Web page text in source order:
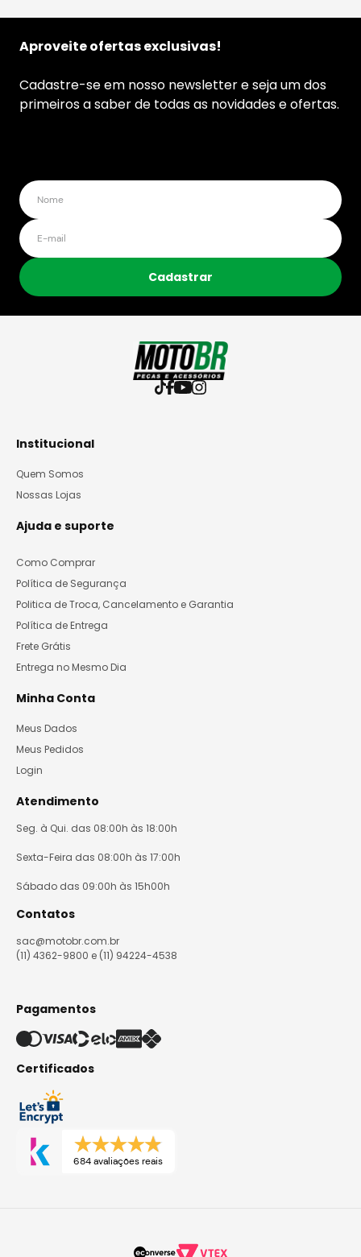
Aproveite ofertas exclusivas!
Cadastre-se em nosso newsletter e seja um dos
primeiros a saber de todas as novidades e ofertas.
Cadastrar
Institucional
Quem Somos
Nossas Lojas
Ajuda e suporte
Como Comprar
Política de Segurança
Politica de Troca, Cancelamento e Garantia
Política de Entrega
Frete Grátis
Entrega no Mesmo Dia
Minha Conta
Meus Dados
Meus Pedidos
Login
Atendimento
Seg. à Qui. das 08:00h às 18:00h
Sexta-Feira das 08:00h às 17:00h
Sábado das 09:00h às 15h00h
Contatos
sac@motobr.com.br
(11) 4362-9800 e (11) 94224-4538
Pagamentos
Certificados
684 avaliações reais